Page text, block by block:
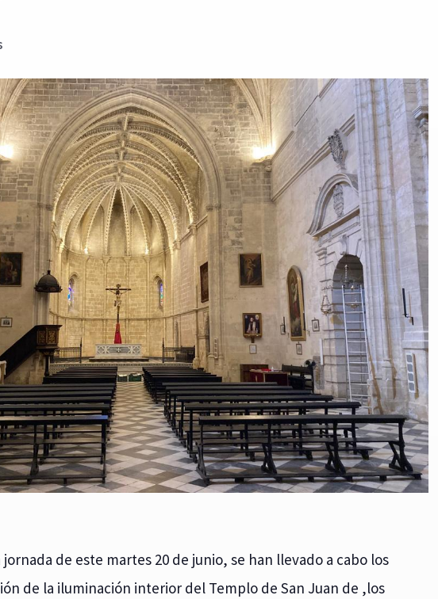
de este martes 20 de junio, se han llevado a cabo los
de la iluminación interior del Templo de San Juan de ,los